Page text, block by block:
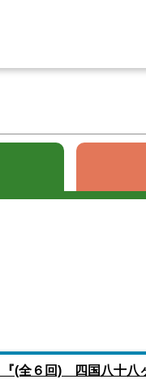
『(全６回) 四国八十